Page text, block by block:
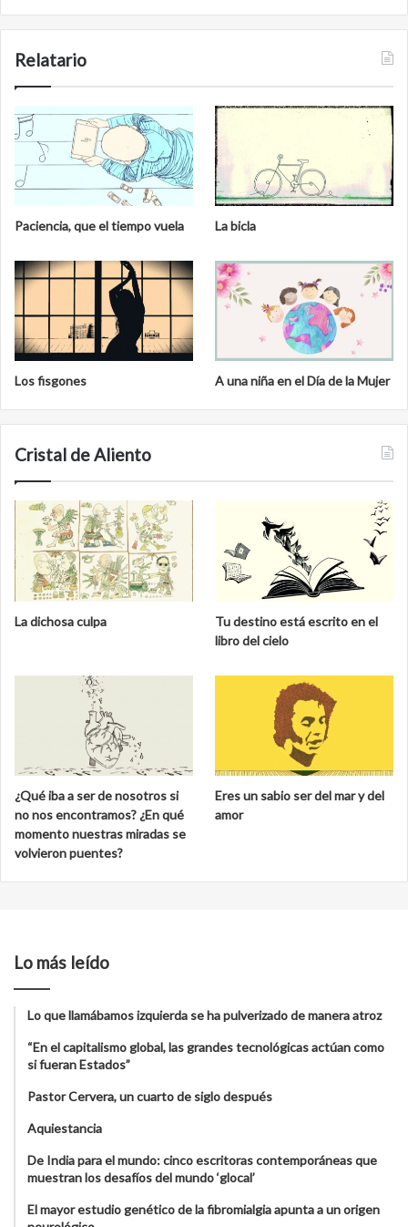
Relatario
Paciencia, que el tiempo vuela La bicla
Los fisgones A una niña en el Día de la Mujer
Cristal de Aliento
La dichosa culpa
Tu destino está escrito en el
libro del cielo
¿Qué iba a ser de nosotros si
no nos encontramos? ¿En qué
momento nuestras miradas se
volvieron puentes?
Eres un sabio ser del mar y del
amor
Lo más leído
Lo que llamábamos izquierda se ha pulverizado de manera atroz
“En el capitalismo global, las grandes tecnológicas actúan como
si fueran Estados”
Pastor Cervera, un cuarto de siglo después
Aquiestancia
De India para el mundo: cinco escritoras contemporáneas que
muestran los desafíos del mundo ‘glocal’
El mayor estudio genético de la fibromialgia apunta a un origen